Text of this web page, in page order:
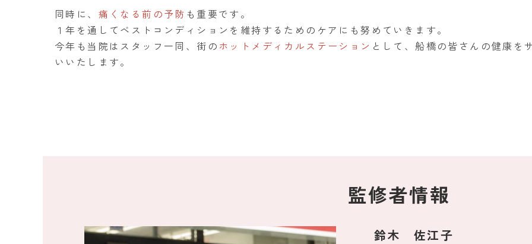
同時に、 痛くなる前の予防 も重要です。
１年を通してベストコンディションを維持するためのケアにも努めていきます。
今年も当院はスタッフ一同、街の ホットメディカルステーション として、船橋の皆さんの健康を
いいたします。
監修者情報
鈴木 佐江子